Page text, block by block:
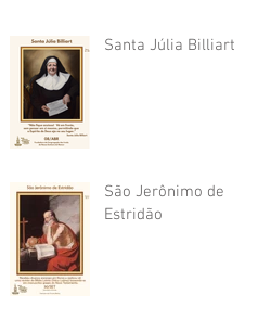
Santa Júlia Billiart
São Jerônimo de
Estridão